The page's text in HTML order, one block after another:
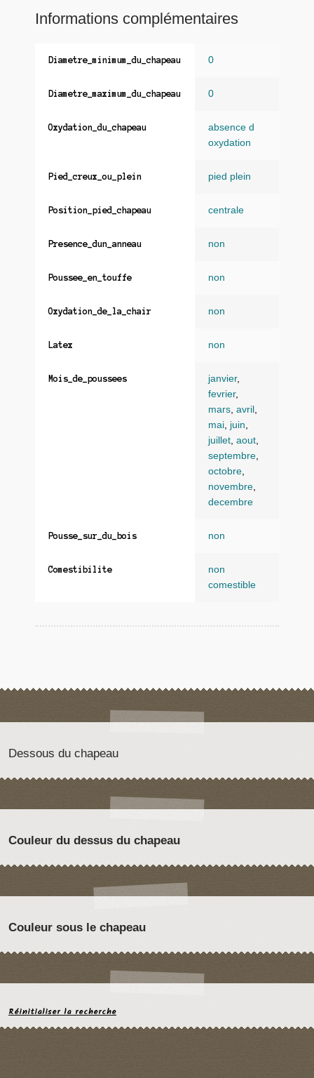
Informations complémentaires
Diametre_minimum_du_chapeau 0
Diametre_maximum_du_chapeau 0
Oxydation_du_chapeau
absence d
oxydation
Pied_creux_ou_plein pied plein
Position_pied_chapeau centrale
Presence_dun_anneau non
Poussee_en_touffe non
Oxydation_de_la_chair non
Latex non
Mois_de_poussees janvier,
fevrier,
mars, avril ,
mai, juin,
juillet, aout,
septembre,
octobre,
novembre,
decembre
Pousse_sur_du_bois non
Comestibilite
non
comestible
Dessous du chapeau
Couleur du dessus du chapeau
Couleur sous le chapeau
Réinitialiser la recherche